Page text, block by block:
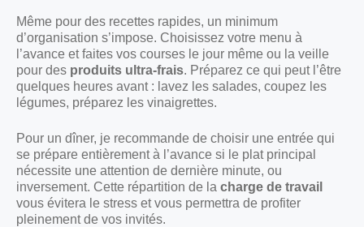
Même pour des recettes rapides, un minimum
d’organisation s’impose. Choisissez votre menu à
l’avance et faites vos courses le jour même ou la veille
pour des produits ultra-frais. Préparez ce qui peut l’être
quelques heures avant : lavez les salades, coupez les
légumes, préparez les vinaigrettes.
Pour un dîner, je recommande de choisir une entrée qui
se prépare entièrement à l’avance si le plat principal
nécessite une attention de dernière minute, ou
inversement. Cette répartition de la charge de travail
vous évitera le stress et vous permettra de profiter
pleinement de vos invités.